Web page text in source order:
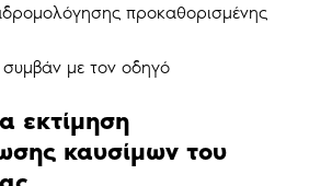
προκαθορισμένης
συμβάν με τον οδηγό
εκτίμηση
καυσίμων του